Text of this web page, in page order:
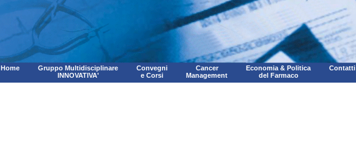
Home
Gruppo Multidisciplinare
INNOVATIVA'
Convegni
e Corsi
Cancer
Management
Economia & Politica
del Farmaco
Contatti